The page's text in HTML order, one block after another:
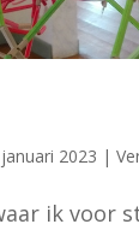
2023 |
ik voor